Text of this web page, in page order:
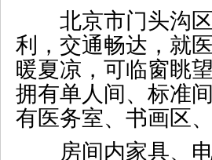
北京市门头沟
利，交通畅达，就
暖夏凉， 可临窗眺
拥有单人间、标准
有医务室、书画区
房间内家具、电